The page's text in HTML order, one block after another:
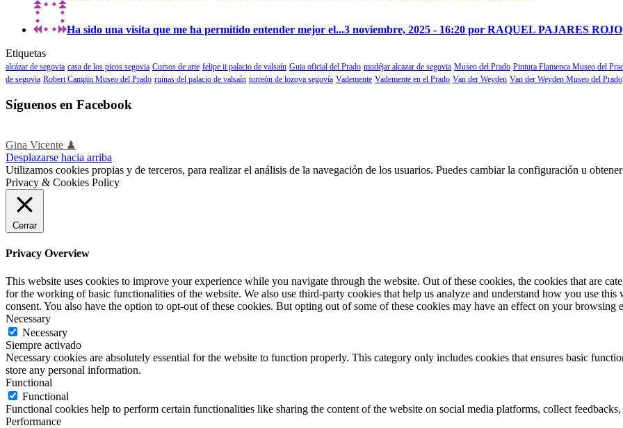
Ha sido una visita que me ha permitido entender mejor el...3 noviembre, 2025 - 16:20 por RAQUEL PAJARES ROJO
Etiquetas
alcázar de segovia casa de los picos segovia Cursos de arte felipe ii palacio de valsaín Guia oficial del Prado mudéjar alcazar de segovia Museo del Prado Pintura Flamenca Museo del
de segovia Robert Campin Museo del Prado ruinas del palacio de valsaín torreón de lozoya segovía Vademente Vademente en el Prado Van der Weyden Van der Weyden Museo del Prado
Síguenos en Facebook
Gina Vicente ♟
Desplazarse hacia arriba
Utilizamos cookies propias y de terceros, para realizar el análisis de la navegación de los usuarios. Puedes cambiar la configuración u
Privacy & Cookies Policy
Cerrar
Privacy Overview
This website uses cookies to improve your experience while you navigate through the website. Out of these cookies, the cookies that are
for the working of basic functionalities of the website. We also use third-party cookies that help us analyze and understand how you use
consent. You also have the option to opt-out of these cookies. But opting out of some of these cookies may have an effect on your browsing
Necessary
Necessary
Siempre activado
Necessary cookies are absolutely essential for the website to function properly. This category only includes cookies that ensures basic
store any personal information.
Functional
Functional
Functional cookies help to perform certain functionalities like sharing the content of the website on social media platforms, collect
Performance